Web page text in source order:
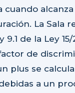
alcanza
La Sala
de la Ley
de
plus se calcula
a un